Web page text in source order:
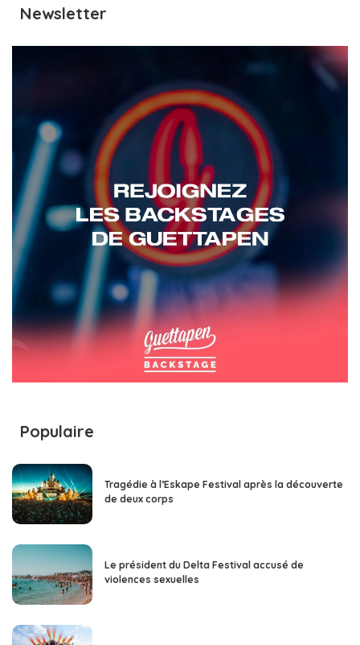
Newsletter
Populaire
Tragédie à l’Eskape Festival après la découverte
de deux corps
Le président du Delta Festival accusé de
violences sexuelles